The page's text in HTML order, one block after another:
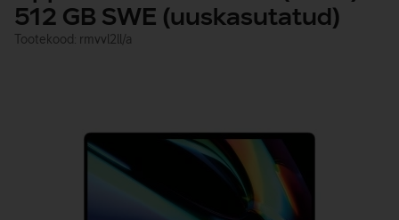
512 GB SWE (uuskasutatud)
Tootekood: rmvvl2ll/a